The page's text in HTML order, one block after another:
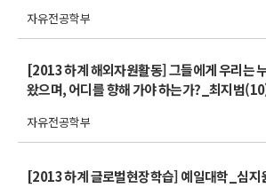
자유전공학부
[2013 하계 해외자원활동] 그들에게 우리는
왔으며, 어디를 향해 가야 하는가?_최지범
자유전공학부
[2013 하계 글로벌현장학습] 예일대학_심